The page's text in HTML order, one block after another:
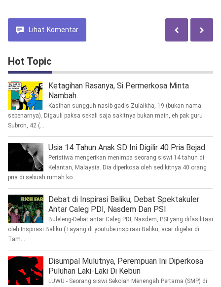
Lihat Komentar
Hot Topic
Ketagihan Rasanya, Si Permerkosa Minta
Nambah
Kasihan sungguh nasib gadis Zulaikha, 19 (bukan nama
sebenarnya). Digauli paksa sekali saja sakitnya bukan main, eh pak guru
Subron, 42 (...
Usia 14 Tahun Anak SD Ini Digilir 40 Pria Bejad
Peristiwa mengerikan menimpa seorang siswi 14 tahun di
Kelantan, Malaysia. Dia diperkosa oleh sedikitnya 40 orang
pria di sebuah rumah ko...
Debat di Inspirasi Baliku, Debat Spektakuler
Antar Caleg PDI, Nasdem Dan PSI
Buleleng-Debat antar Caleg PDI, Nasdem, PSI yang difasilitasi
oleh Inspirasi Baliku (Tayang di youtube inspirasi Baliku, acar digelar di
Tam...
Disumpal Mulutnya, Perempuan Ini Diperkosa
Puluhan Laki-Laki Di Kebun
LUWU - Seorang siswi Sekolah Menengah Pertama (SMP) di